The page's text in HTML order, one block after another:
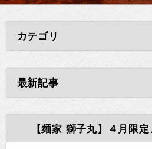
カテゴリ
最新記事
【麺家 獅子丸】４月限